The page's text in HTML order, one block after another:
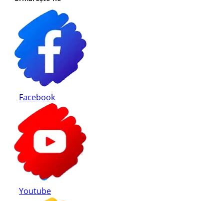
Politica cookies
Modalități de plată
Retur produse
Facebook
Youtube